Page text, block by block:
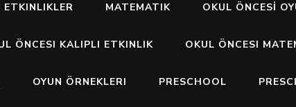
ETKINLIKLER MATEMATIK OKUL ÖNCESİ
ÖNCESI KALIPLI ETKINLIK OKUL ÖNCESI
OYUN ÖRNEKLERI PRESCHOOL